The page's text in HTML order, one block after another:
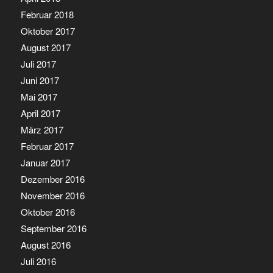
Februar 2018
Oktober 2017
August 2017
Juli 2017
Juni 2017
Mai 2017
April 2017
März 2017
Februar 2017
Januar 2017
Dezember 2016
November 2016
Oktober 2016
September 2016
August 2016
Juli 2016